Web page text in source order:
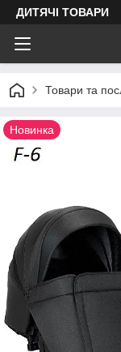
ДИТЯЧІ ТОВАРИ
Товари та
Новинка